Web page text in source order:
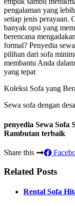
pengalaman yang
setiap jenis perayaan.
banyak opsi yang
berencana
formal? Penyedia
pilihan dari sofa
membantu Anda
yang tepat
Koleksi Sofa yang
Sewa sofa dengan
penyedia Sewa
Rambutan terbaik
Share this
Related Posts
Rental Sofa